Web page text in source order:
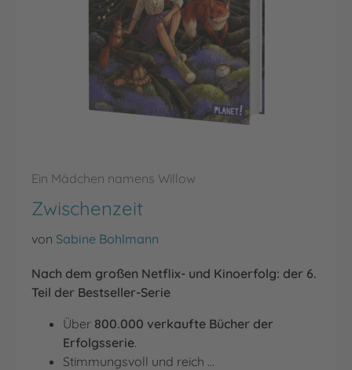
Ein Mädchen namens Willow
Zwischenzeit
von Sabine Bohlmann
Nach dem großen Netflix- und Kinoerfolg: der 6.
Teil der Bestseller-Serie
Über 800.000 verkaufte Bücher der
Erfolgsserie.
Stimmungsvoll und reich …